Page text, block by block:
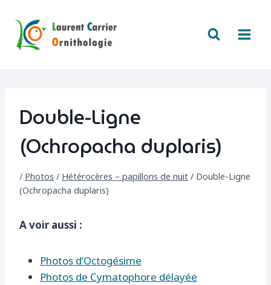
contenu
Double-Ligne
(Ochropacha duplaris)
/ Photos / Hétérocères – papillons de nuit / Double-Ligne
(Ochropacha duplaris)
A voir aussi :
Photos d’Octogésime
Photos de Cymatophore délayée